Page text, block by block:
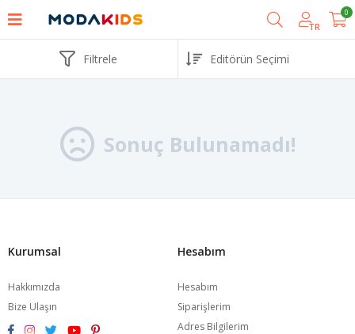
TR
0
Filtrele
Sonuç Bulunamadı!
Kurumsal
Hakkımızda
Bize Ulaşın
Hesabım
Hesabım
Siparişlerim
Adres Bilgilerim